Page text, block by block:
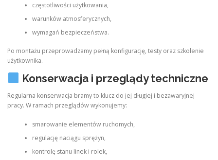
częstotliwości użytkowania,
warunków atmosferycznych,
wymagań bezpieczeństwa.
Po montażu przeprowadzamy pełną konfigurację, testy oraz szkolenie
użytkownika.
Konserwacja i przeglądy techniczne
Regularna konserwacja bramy to klucz do jej długiej i bezawaryjnej
pracy. W ramach przeglądów wykonujemy:
smarowanie elementów ruchomych,
regulację naciągu sprężyn,
kontrolę stanu linek i rolek,